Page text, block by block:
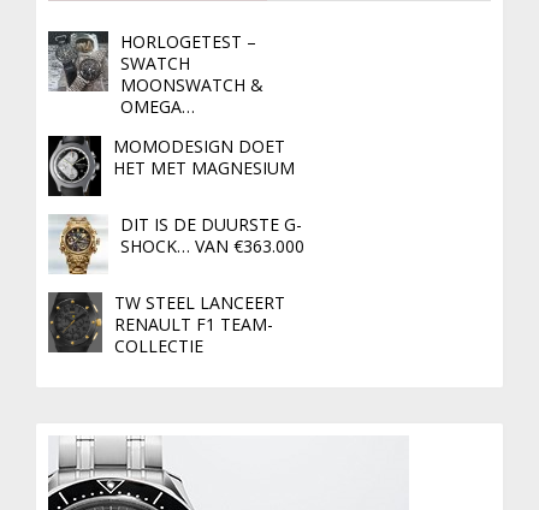
HORLOGETEST –
SWATCH
MOONSWATCH &
OMEGA…
MOMODESIGN DOET
HET MET MAGNESIUM
DIT IS DE DUURSTE G-
SHOCK… VAN €363.000
TW STEEL LANCEERT
RENAULT F1 TEAM-
COLLECTIE